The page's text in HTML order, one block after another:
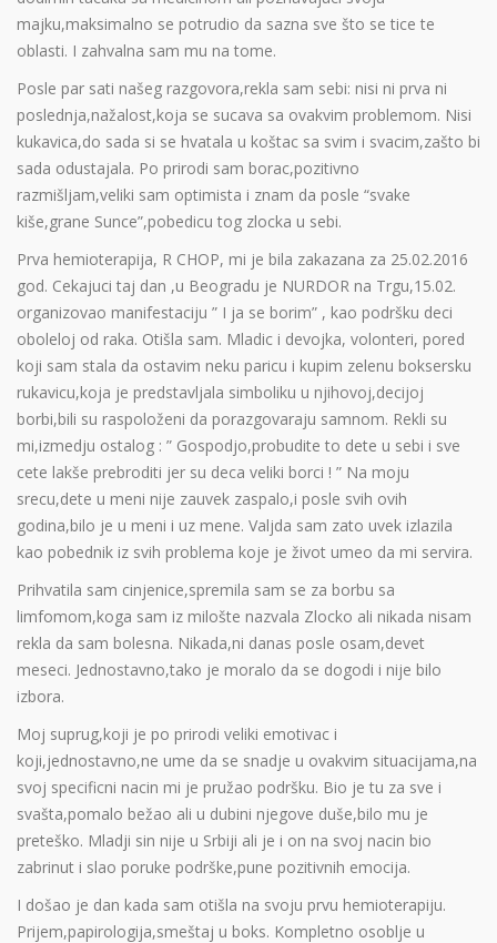
majku,maksimalno se potrudio da sazna sve što se tice te
oblasti. I zahvalna sam mu na tome.
Posle par sati našeg razgovora,rekla sam sebi: nisi ni prva ni
poslednja,nažalost,koja se sucava sa ovakvim problemom. Nisi
kukavica,do sada si se hvatala u koštac sa svim i svacim,zašto bi
sada odustajala. Po prirodi sam borac,pozitivno
razmišljam,veliki sam optimista i znam da posle “svake
kiše,grane Sunce”,pobedicu tog zlocka u sebi.
Prva hemioterapija, R CHOP, mi je bila zakazana za 25.02.2016
god. Cekajuci taj dan ,u Beogradu je NURDOR na Trgu,15.02.
organizovao manifestaciju ” I ja se borim” , kao podršku deci
oboleloj od raka. Otišla sam. Mladic i devojka, volonteri, pored
koji sam stala da ostavim neku paricu i kupim zelenu boksersku
rukavicu,koja je predstavljala simboliku u njihovoj,decijoj
borbi,bili su raspoloženi da porazgovaraju samnom. Rekli su
mi,izmedju ostalog : ” Gospodjo,probudite to dete u sebi i sve
cete lakše prebroditi jer su deca veliki borci ! ” Na moju
srecu,dete u meni nije zauvek zaspalo,i posle svih ovih
godina,bilo je u meni i uz mene. Valjda sam zato uvek izlazila
kao pobednik iz svih problema koje je život umeo da mi servira.
Prihvatila sam cinjenice,spremila sam se za borbu sa
limfomom,koga sam iz milošte nazvala Zlocko ali nikada nisam
rekla da sam bolesna. Nikada,ni danas posle osam,devet
meseci. Jednostavno,tako je moralo da se dogodi i nije bilo
izbora.
Moj suprug,koji je po prirodi veliki emotivac i
koji,jednostavno,ne ume da se snadje u ovakvim situacijama,na
svoj specificni nacin mi je pružao podršku. Bio je tu za sve i
svašta,pomalo bežao ali u dubini njegove duše,bilo mu je
preteško. Mladji sin nije u Srbiji ali je i on na svoj nacin bio
zabrinut i slao poruke podrške,pune pozitivnih emocija.
I došao je dan kada sam otišla na svoju prvu hemioterapiju.
Prijem,papirologija,smeštaj u boks. Kompletno osoblje u